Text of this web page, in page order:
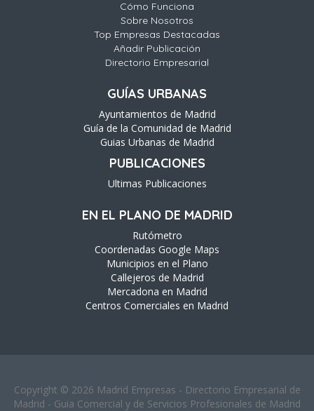
Cómo Funciona
Sobre Nosotros
Top Empresas Destacadas
Añadir Publicación
Directorio Empresarial
GUÍAS URBANAS
Ayuntamientos de Madrid
Guía de la Comunidad de Madrid
Guias Urbanas de Madrid
PUBLICACIONES
Ultimas Publicaciones
EN EL PLANO DE MADRID
Rutómetro
Coordenadas Google Maps
Municipios en el Plano
Callejeros de Madrid
Mercadona en Madrid
Centros Comerciales en Madrid
Copyright © 2026 Madrid Empresas - Directorio Empresarial de
Madrid - Guia Comercial y de Servicios Profesionales de Madrid